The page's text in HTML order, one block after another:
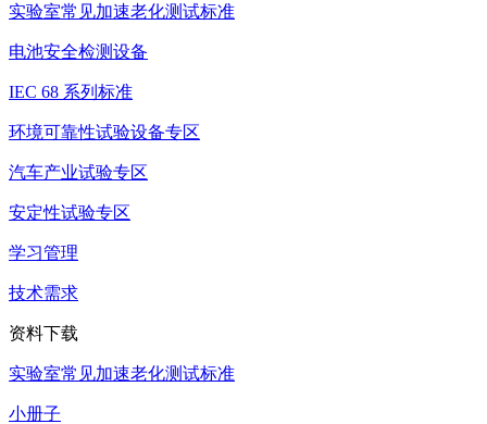
实验室常见加速老化测试标准
电池安全检测设备
IEC 68 系列标准
环境可靠性试验设备专区
汽车产业试验专区
安定性试验专区
学习管理
技术需求
资料下载
实验室常见加速老化测试标准
小册子